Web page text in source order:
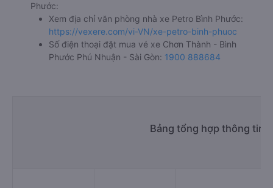
Phước:
Xem địa chỉ văn phòng nhà xe Petro Bình Phước:
https://vexere.com/vi-VN/xe-petro-binh-phuoc
Số điện thoại đặt mua vé xe Chơn Thành - Bình
Phước Phú Nhuận - Sài Gòn: 1900 888684
Bảng tổng hợp thông tin